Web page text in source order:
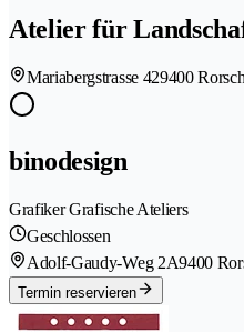
Atelier für
Mariabergstrasse 429400
binodesign
Grafiker Grafische Ateliers
Geschlossen
Adolf-Gaudy-Weg 2A9400
Termin reservieren